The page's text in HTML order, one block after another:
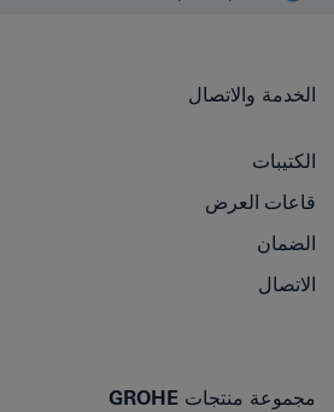
الخدمة والاتصال
الكتيبات
قاعات العرض
الضمان
الاتصال
مجموعة منتجات GROHE